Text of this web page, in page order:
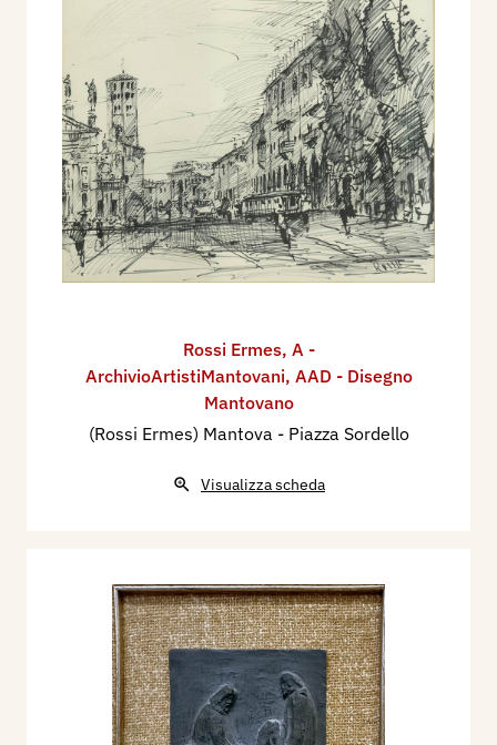
Rossi Ermes, A -
ArchivioArtistiMantovani, AAD - Disegno
Mantovano
(Rossi Ermes) Mantova - Piazza Sordello
Visualizza scheda